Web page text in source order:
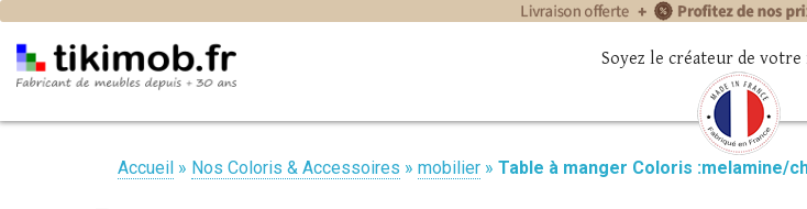
Soyez le créateur de
Accueil » Nos Coloris & Accessoires » mobilier » Table à manger Coloris :melamine/